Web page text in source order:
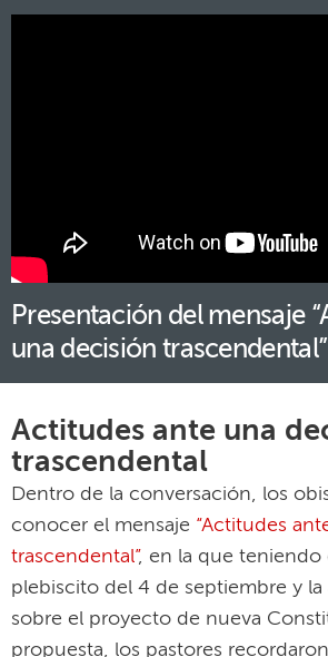
Presentación del mensaje
una decisión trascendental”
Actitudes ante una
trascendental
Dentro de la conversación, los
conocer el mensaje “Actitudes
trascendental”, en la que teniendo
plebiscito del 4 de septiembre y la
sobre el proyecto de nueva
propuesta, los pastores